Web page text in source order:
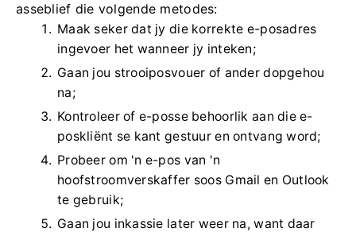
asseblief die volgende metodes:
Maak seker dat jy die korrekte e-posadres
ingevoer het wanneer jy inteken;
Gaan jou strooiposvouer of ander dopgehou
na;
Kontroleer of e-posse behoorlik aan die e-
poskliënt se kant gestuur en ontvang word;
Probeer om 'n e-pos van 'n
hoofstroomverskaffer soos Gmail en Outlook
te gebruik;
Gaan jou inkassie later weer na, want daar